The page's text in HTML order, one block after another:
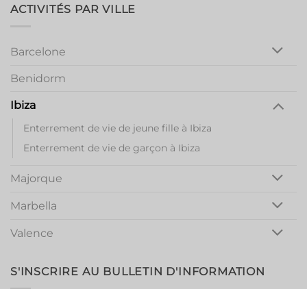
Girls
Night
ACTIVITÉS PAR VILLE
Barcelone
Benidorm
Ibiza
Enterrement de vie de jeune fille à Ibiza
Enterrement de vie de garçon à Ibiza
Majorque
Marbella
Valence
S'INSCRIRE AU BULLETIN D'INFORMATION